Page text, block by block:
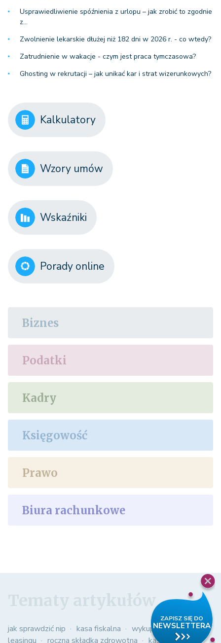
Usprawiedliwienie spóźnienia z urlopu – jak zrobić to zgodnie
z…
Zwolnienie lekarskie dłużej niż 182 dni w 2026 r. - co wtedy?
Zatrudnienie w wakacje - czym jest praca tymczasowa?
Ghosting w rekrutacji – jak unikać kar i strat wizerunkowych?
Kalkulatory
Wzory umów
Wskaźniki
Porady online
Biznes
Podatki
Kadry
Księgowość
Prawo
Biura rachunkowe
jak sprawdzić nip kasa fiskalna
wykup samochodu z
leasingu
roczna składka zdrowotna kasowy pit